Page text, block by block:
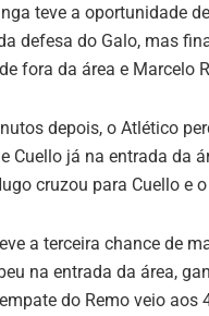
teve a oportunidade
defesa do Galo, mas
fora da área e Marcelo
depois, o Atlético
Cuello já na entrada da
cruzou para Cuello e
a terceira chance de
na entrada da área,
do Remo veio